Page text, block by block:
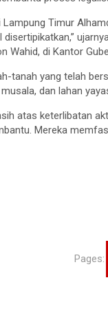
Timur
disertipikatkan,”
Wahid, di Kantor
tanah yang telah
dan lahan
atas keterlibatan
Mereka
Pages: